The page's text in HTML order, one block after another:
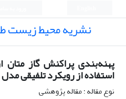
نشریه محیط زیست
پهنه‌بندی پراکنش گاز متان
استفاده از رویکرد تلفیقی مدل IPCC و AERMOD
نوع مقاله : مقاله پژوهشی